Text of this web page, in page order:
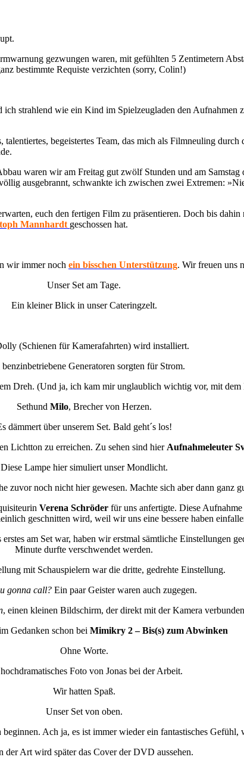
gezwungen waren, mit gefühlten 5 Zentimetern
bestimmte Requiste verzichten (sorry, Colin!)
ich strahlend wie ein Kind im Spielzeugladen den Aufnahmen
begeistertes Team, das mich als Filmneuling durch
waren wir am Freitag gut zwölf Stunden und am
ausgebrannt, schwankte ich zwischen zwei Extremen:
euch den fertigen Film zu präsentieren. Doch bis
Mannhardt geschossen hat.
wir immer noch ein bisschen Unterstützung. Wir freuen uns
Unser Set am Tage.
Ein kleiner Blick in unser Cateringzelt.
(Schienen für Kamerafahrten) wird installiert.
Generatoren sorgten für Strom.
Dreh. (Und ja, ich kam mir unglaublich wichtig vor, mit
Sethund Milo, Brecher von Herzen.
dämmert über unserem Set. Bald geht´s los!
Lichtton zu erreichen. Zu sehen sind hier Aufnahmeleuter
Diese Lampe hier simuliert unser Mondlicht.
zuvor noch nicht hier gewesen. Machte sich aber dann ganz
Verena Schröder für uns anfertigte. Diese
geschnitten wird, weil wir uns eine bessere haben
am Set war, haben wir erstmal sämtliche Einstellungen
Minute durfte verschwendet werden.
mit Schauspielern war die dritte, gedrehte Einstellung.
gonna call?Ein paar Geister waren auch zugegen.
, einen kleinen Bildschirm, der direkt mit der Kamera
Gedanken schon bei Mimikry 2 – Bis(s) zum Abwinken
Ohne Worte.
Foto von Jonas bei der Arbeit.
Wir hatten Spaß.
Unser Set von oben.
Ach ja, es ist immer wieder ein fantastisches
der Art wird später das Cover der DVD aussehen.